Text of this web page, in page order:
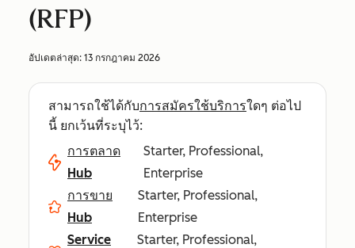
(RFP)
อัปเดตล่าสุด: 13 กรกฎาคม 2026
สามารถใช้ได้กับการสมัครใช้บริการใดๆ ต่อไป
นี้ ยกเว้นที่ระบุไว้:
การตลาด
Hub
Starter, Professional,
Enterprise
การขาย
Hub
Starter, Professional,
Enterprise
Service
Starter, Professional,